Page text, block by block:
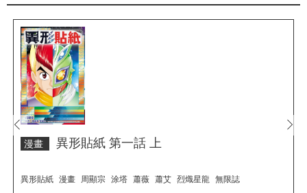
漫畫 異形貼紙 第一話 上
異形貼紙 漫畫 周顯宗 涂塔 蕭薇 蕭艾 烈熾星龍 無限誌
prev next